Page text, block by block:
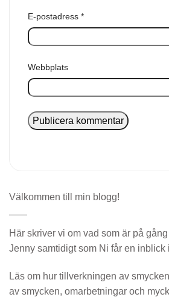
E-postadress *
Webbplats
Välkommen till min blogg!
Här skriver vi om vad som är på
Jenny samtidigt som Ni får en inblick
Läs om hur tillverkningen av
av smycken, omarbetningar och